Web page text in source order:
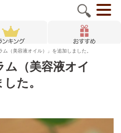
ム（美容液オイル）」を追加しました。
ム（美容液オイ
た。